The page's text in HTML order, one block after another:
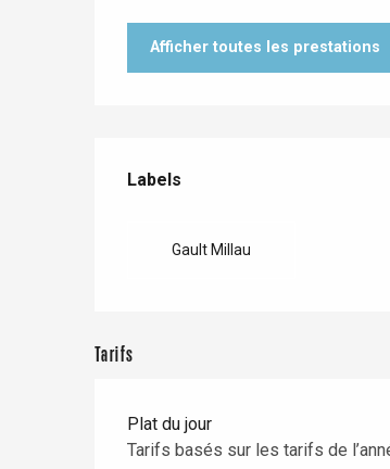
Dieppe
Afficher toutes les prestations
Offres de prestations
Labels
Labels
Gault Millau
Tarifs
Plat du jour
Tarifs basés sur les tarifs de